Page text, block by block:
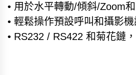
• 用於水平轉動/傾斜/Zoom
• 輕鬆操作預設呼叫和攝影
• RS232 / RS422 和菊花鏈